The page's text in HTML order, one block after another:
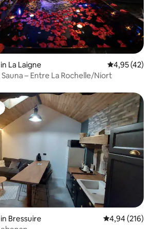
La Laigne
4,95 (42)
Sauna – Entre La Rochelle/Niort
Bressuire
4,94 (216)